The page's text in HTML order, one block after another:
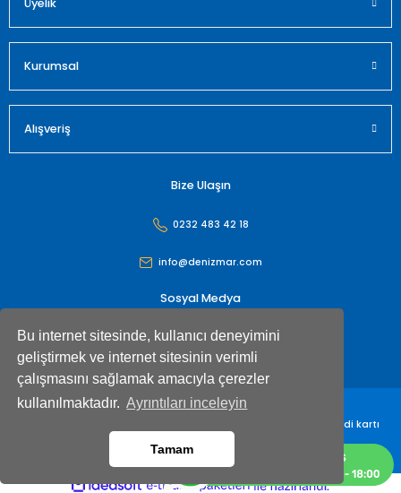
Bu internet sitesinde, kullanıcı deneyimini
geliştirmek ve internet sitesinin verimli
çalışmasını sağlamak amacıyla çerezler
kullanılmaktadır. Ayrıntıları inceleyin
Tamam
Üyelik
Kurumsal
Alışveriş
Bize Ulaşın
0232 483 42 18
info@denizmar.com
Sosyal Medya
Denizmar İç Dış Ticaret Anonim Şirketi© Tüm hakları saklıdır. Kredi kartı
ideasoft e- ile